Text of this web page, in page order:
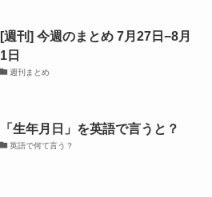
[週刊] 今週のまとめ 7月27日−8月
1日
週刊まとめ
「生年月日」を英語で言うと？
英語で何て言う？